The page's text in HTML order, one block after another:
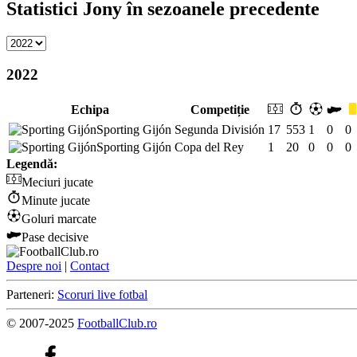
Statistici Jony în sezoanele precedente
2022
Echipa
Competiție
Sporting Gijón Segunda División 17 553 1 0
0
Sporting Gijón Copa del Rey 1 20 0 0
0
Legendă:
Meciuri jucate
Minute jucate
Goluri marcate
Pase decisive
Despre noi | Contact
Parteneri: Scoruri live fotbal
© 2007-2025 FootballClub.ro